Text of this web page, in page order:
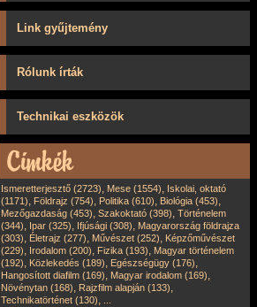
Link gyűjtemény
Rólunk írták
Technikai eszközök
Ismeretterjesztő (2723), Mese (1554), Iskolai, oktató
(1171), Földrajz (754), Politika (610), Biológia (453),
Mezőgazdaság (453), Szakoktató (398), Történelem
(344), Ipar (325), Ifjúsági (308), Magyarország földrajza
(303), Életrajz (277), Művészet (252), Képzőművészet
(229), Irodalom (200), Fizika (193), Magyar történelem
(192), Közlekedés (189), Egészségügy (176),
Hangosított diafilm (169), Magyar irodalom (169),
Növénytan (168), Rajzfilm alapján (133),
Technikatörténet (130),